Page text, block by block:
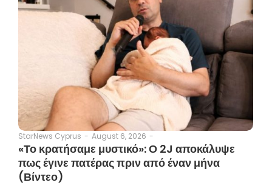
StarNews Cyprus - August 6, 2026 -
«Το κρατήσαμε μυστικό»: Ο 2J αποκάλυψε
πως έγινε πατέρας πριν από έναν μήνα
(Βίντεο)